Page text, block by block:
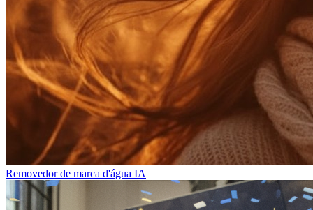
Removedor de marca d'água IA